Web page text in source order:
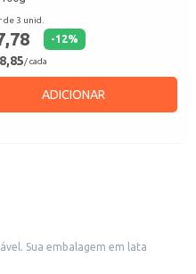
3 unid.
-12%
/ cada
ADICIONAR
Sua embalagem em lata